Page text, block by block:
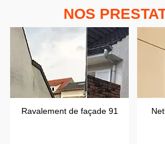
NOS
Ravalement de façade 91